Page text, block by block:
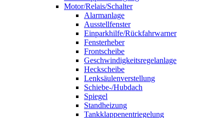
Motor/Relais/Schalter
Alarmanlage
Ausstellfenster
Einparkhilfe/Rückfahrwarner
Fensterheber
Frontscheibe
Geschwindigkeitsregelanlage
Heckscheibe
Lenksäulenverstellung
Schiebe-/Hubdach
Spiegel
Standheizung
Tankklappenentriegelung